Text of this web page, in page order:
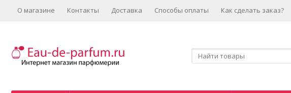
О магазине Контакты Доставка Способы оплаты Как сделать заказ?